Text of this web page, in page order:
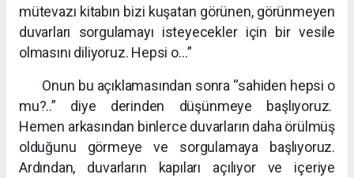
mütevazı kitabın bizi kuşatan görünen, görünmeyen
duvarları sorgulamayı isteyecekler için bir vesile
olmasını diliyoruz. Hepsi o…”
Onun bu açıklamasından sonra “sahiden hepsi o
mu?..” diye derinden düşünmeye başlıyoruz.
Hemen arkasından binlerce duvarların daha örülmüş
olduğunu görmeye ve sorgulamaya başlıyoruz.
Ardından, duvarların kapıları açılıyor ve içeriye